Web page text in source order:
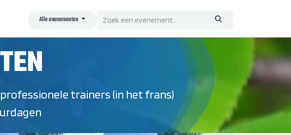
Alle evenementen
trainers (in het frans)